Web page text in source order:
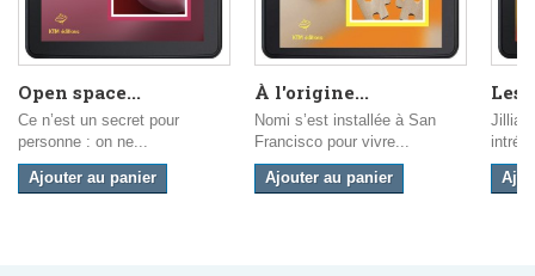
Open space...
Ce n’est un secret pour
personne : on ne...
Ajouter au panier
À l'origine...
Nomi s’est installée à San
Francisco pour vivre...
Ajouter au panier
Les